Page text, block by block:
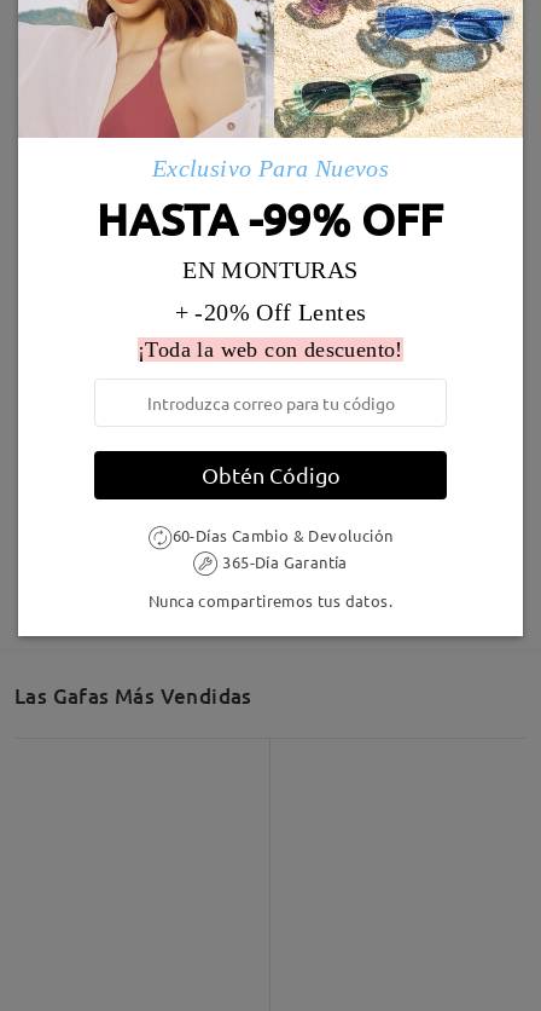
byROBERTonMar 31 , 2026
Leer todos los
comentarios
Deje su comentario
Enviado
5-7 días laborales detalles
Llegado
Marcos Similares
Gentle03
9,95 € TR06025
Las Gafas Más Vendidas
Exclusivo Para Nuevos
HASTA -99% OFF
EN MONTURAS
+ -20% Off Lentes
¡Toda la web con descuento!
Obtén Código
60-Días Cambio & Devolución
365-Día Garantía
Nunca compartiremos tus datos.